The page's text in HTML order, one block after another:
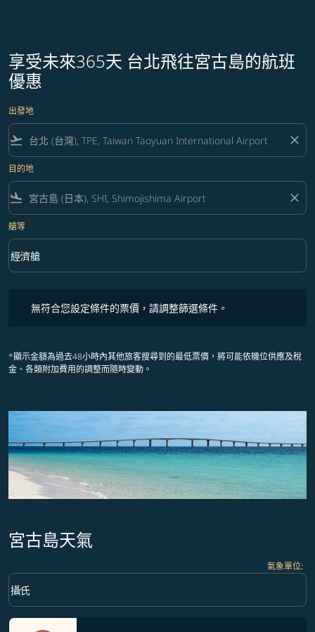
享受未來365天 台北飛往宮古島的航班
優惠
出發地
flight_takeoff close
目的地
flight_land close
艙等
艙等 option 經濟艙 Selected
經濟艙
keyboard_arrow_down
無符合您設定條件的票價，請調整篩選條件。
*顯示金額為過去48小時內其他旅客搜尋到的最低票價，將可能依機位供應及稅
金、各類附加費用的調整而隨時變動。
宮古島天氣
氣象單位:
Weather unit option 攝氏 Selected
攝氏
keyboard_arrow_down